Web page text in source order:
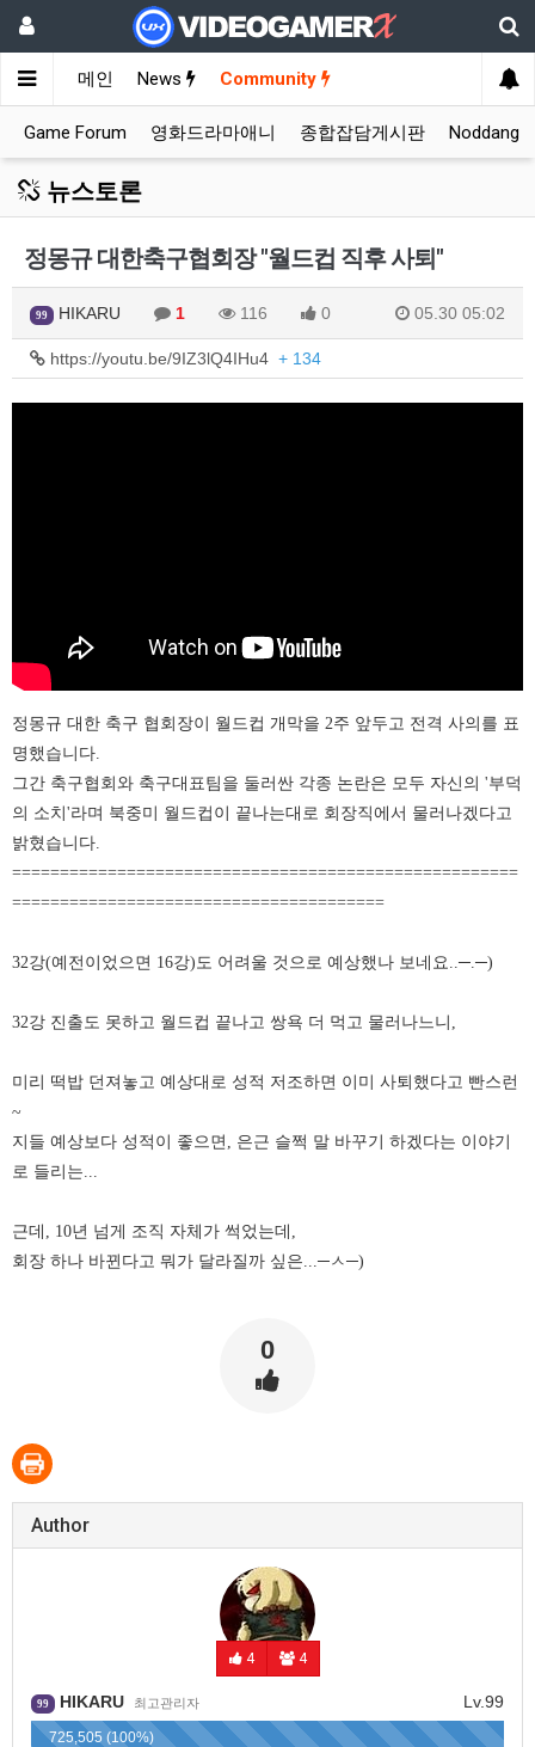
메인 News Community
Game Forum 영화드라마애니 종합잡담게시판 Noddang
뉴스토론
정몽규 대한축구협회장 "월드컵 직후 사퇴"
99 HIKARU 1 116 0 05.30 05:02
https://youtu.be/9IZ3lQ4IHu4 + 134
정몽규 대한 축구 협회장이 월드컵 개막을 2주 앞두고 전격 사의를 표
명했습니다.
그간 축구협회와 축구대표팀을 둘러싼 각종 논란은 모두 자신의 '부덕
의 소치'라며 북중미 월드컵이 끝나는대로 회장직에서 물러나겠다고
밝혔습니다.
=====================================================
=======================================
32강(예전이었으면 16강)도 어려울 것으로 예상했나 보네요..─. ─)
32강 진출도 못하고 월드컵 끝나고 쌍욕 더 먹고 물러나느니,
미리 떡밥 던져놓고 예상대로 성적 저조하면 이미 사퇴했다고 빤스런
~
지들 예상보다 성적이 좋으면, 은근 슬쩍 말 바꾸기 하겠다는 이야기
로 들리는...
근데, 10년 넘게 조직 자체가 썩었는데,
회장 하나 바뀐다고 뭐가 달라질까 싶은... ─ㅅ─)
0
Author
4 4
Lv.99
99 HIKARU 최고관리자
725,505 (100%)